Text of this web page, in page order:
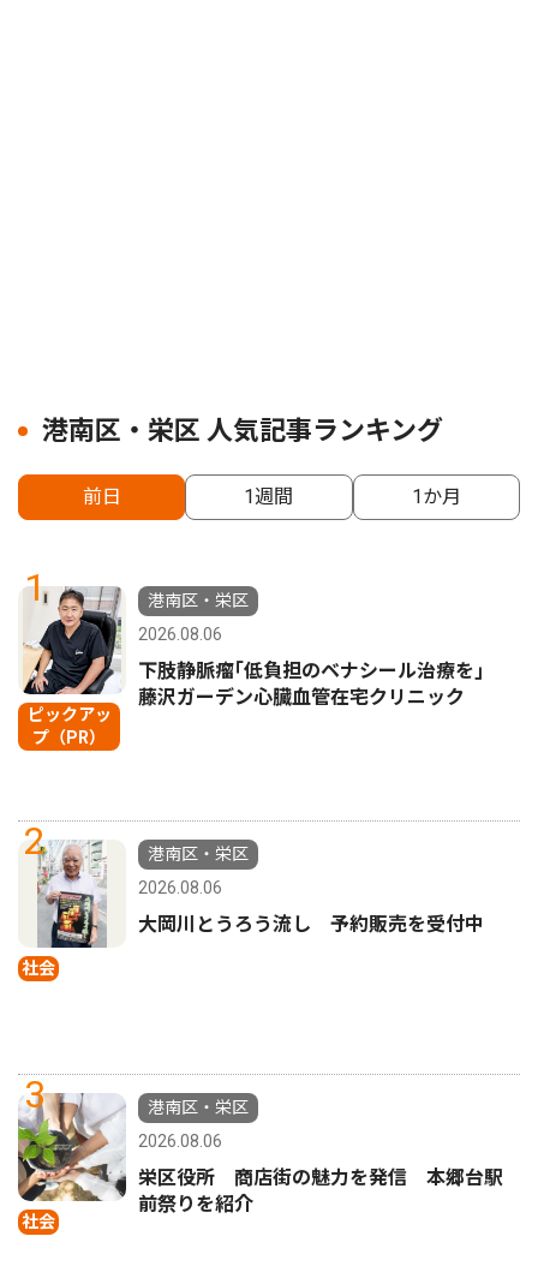
港南区・栄区 人気記事ランキング
前日 1週間 1か月
1
ピックアッ
プ（PR）
港南区・栄区
2026.08.06
下肢静脈瘤｢低負担のベナシール治療を｣
藤沢ガーデン心臓血管在宅クリニック
2
社会
港南区・栄区
2026.08.06
大岡川とうろう流し 予約販売を受付中
3
社会
港南区・栄区
2026.08.06
栄区役所 商店街の魅力を発信 本郷台駅
前祭りを紹介